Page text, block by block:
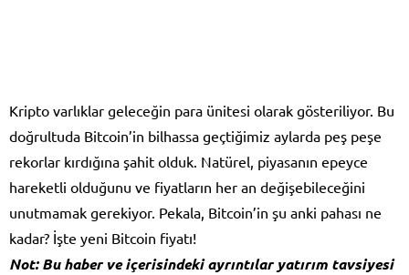
Kripto varlıklar geleceğin para ünitesi olarak gösteriliyor. Bu
doğrultuda Bitcoin’in bilhassa geçtiğimiz aylarda peş peşe
rekorlar kırdığına şahit olduk. Natürel, piyasanın epeyce
hareketli olduğunu ve fiyatların her an değişebileceğini
unutmamak gerekiyor. Pekala, Bitcoin’in şu anki pahası ne
kadar? İşte yeni Bitcoin fiyatı!
Not: Bu haber ve içerisindeki ayrıntılar yatırım tavsiyesi